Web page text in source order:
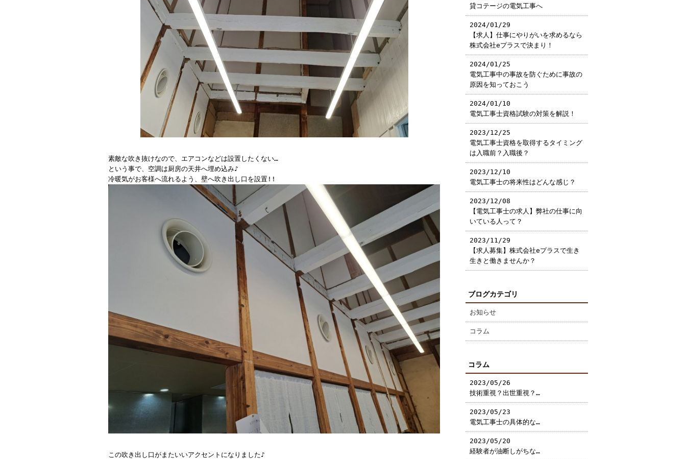
素敵な吹き抜けなので、エアコンなどは設置したくない…
という事で、空調は厨房の天井へ埋め込み♪
冷暖気がお客様へ流れるよう、壁へ吹き出し口を設置!!
この吹き出し口がまたいいアクセントになりました♪
貸コテージの電気工事へ
2024/01/29
【求人】仕事にやりがいを求めるなら
株式会社eプラスで決まり！
2024/01/25
電気工事中の事故を防ぐために事故の
原因を知っておこう
2024/01/10
電気工事士資格試験の対策を解説！
2023/12/25
電気工事士資格を取得するタイミング
は入職前？入職後？
2023/12/10
電気工事士の将来性はどんな感じ？
2023/12/08
【電気工事士の求人】弊社の仕事に向
いている人って？
2023/11/29
【求人募集】株式会社eプラスで生き
生きと働きませんか？
ブログカテゴリ
お知らせ
コラム
コラム
2023/05/26
技術重視？出世重視？…
2023/05/23
電気工事士の具体的な…
2023/05/20
経験者が油断しがちな…